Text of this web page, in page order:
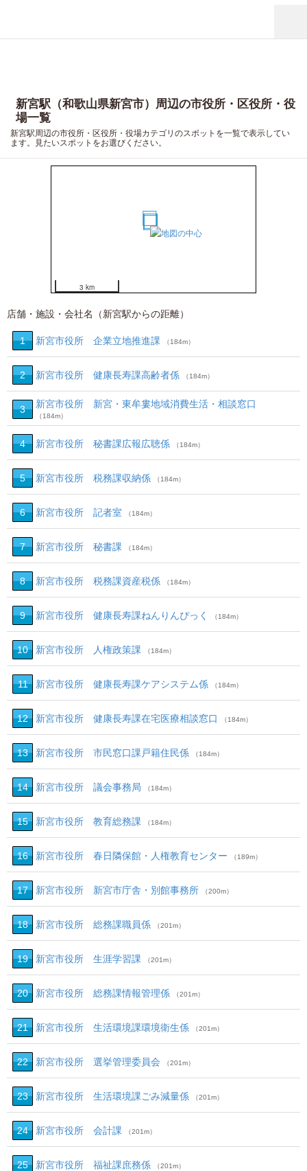
新宮駅（和歌山県新宮市）周辺の市役所・区役所・役
場一覧
新宮駅周辺の市役所・区役所・役場カテゴリのスポットを一覧で表示してい
ます。見たいスポットをお選びください。
16
17
18
19
20
3 km
店舗・施設・会社名（新宮駅からの距離）
1 新宮市役所 企業立地推進課 （184m）
2 新宮市役所 健康長寿課高齢者係 （184m）
3 新宮市役所 新宮・東牟婁地域消費生活・相談窓口
（184m）
4 新宮市役所 秘書課広報広聴係 （184m）
5 新宮市役所 税務課収納係 （184m）
6 新宮市役所 記者室 （184m）
7 新宮市役所 秘書課 （184m）
8 新宮市役所 税務課資産税係 （184m）
9 新宮市役所 健康長寿課ねんりんぴっく （184m）
10 新宮市役所 人権政策課 （184m）
11 新宮市役所 健康長寿課ケアシステム係 （184m）
12 新宮市役所 健康長寿課在宅医療相談窓口 （184m）
13 新宮市役所 市民窓口課戸籍住民係 （184m）
14 新宮市役所 議会事務局 （184m）
15 新宮市役所 教育総務課 （184m）
16 新宮市役所 春日隣保館・人権教育センター （189m）
17 新宮市役所 新宮市庁舎・別館事務所 （200m）
18 新宮市役所 総務課職員係 （201m）
19 新宮市役所 生涯学習課 （201m）
20 新宮市役所 総務課情報管理係 （201m）
21 新宮市役所 生活環境課環境衛生係 （201m）
22 新宮市役所 選挙管理委員会 （201m）
23 新宮市役所 生活環境課ごみ減量係 （201m）
24 新宮市役所 会計課 （201m）
25 新宮市役所 福祉課庶務係 （201m）